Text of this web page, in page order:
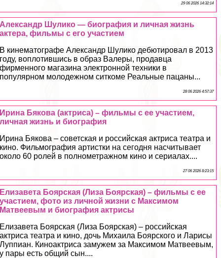
29 06 2026 14:32:14
Александр Шулико — биография и личная жизнь
актера, фильмы с его участием
В кинематографе Александр Шулико дебютировал в 2013
году, воплотившись в образ Валеры, продавца
фирменного магазина электронной техники в
популярном молодежном ситкоме Реальные пацаны...
28 06 2026 4:57:37
Ирина Бякова (актриса) – фильмы с ее участием,
личная жизнь и биография
Ирина Бякова – советская и российская актриса театра и
кино. Фильмография артистки на сегодня насчитывает
около 60 ролей в полнометражном кино и сериалах....
27 06 2026 8:23:15
Елизавета Боярская (Лиза Боярская) – фильмы с ее
участием, фото из личной жизни с Максимом
Матвеевым и биография актрисы
Елизавета Боярская (Лиза Боярская) – российская
актриса театра и кино, дочь Михаила Боярского и Ларисы
Луппиан. Киноактриса замужем за Максимом Матвеевым,
у пары есть общий сын....